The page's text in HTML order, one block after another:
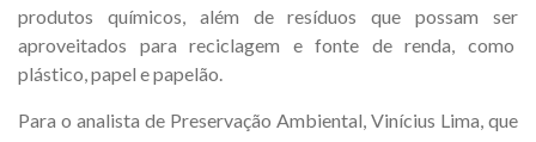
produtos químicos, além de resíduos que possam ser
aproveitados para reciclagem e fonte de renda, como
plástico, papel e papelão.
Para o analista de Preservação Ambiental, Vinícius Lima, que